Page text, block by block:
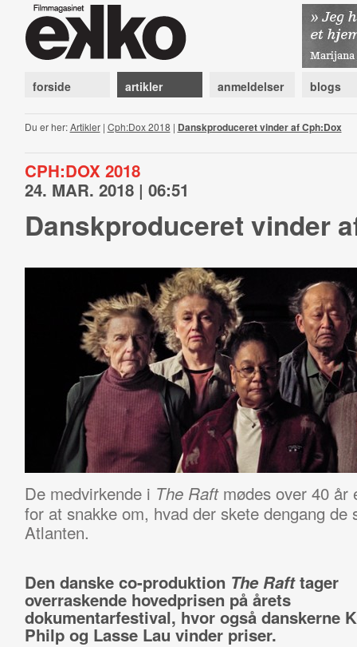
forside artikler anmeldelser blogs
Du er her:Artikler| Cph:Dox 2018 | Danskproduceret vinder af Cph:Dox
CPH:DOX 2018
24. MAR. 2018 | 06:51
Danskproduceret vinder
De medvirkende i The Raftmødes over 40 år
for at snakke om, hvad der skete dengang de
Atlanten.
Den danske co-produktion The Rafttager
overraskende hovedprisen på årets
dokumentarfestival, hvor også danskerne
Philp og Lasse Lau vinder priser.